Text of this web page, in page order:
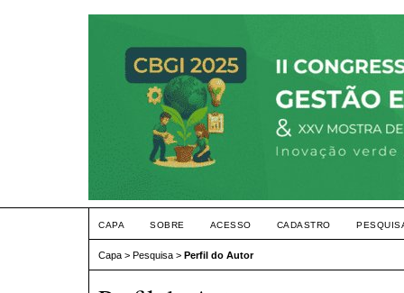
CAPA SOBRE ACESSO CADASTRO
Capa > Pesquisa > Perfil do Autor